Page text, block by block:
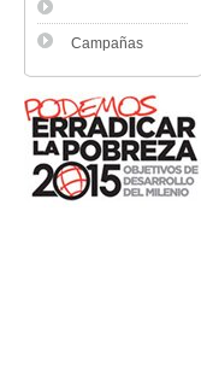
Campañas